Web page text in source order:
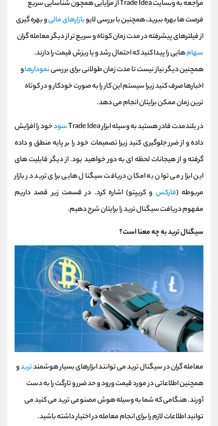
مراجعه به وبسایت Trade Idea از مزایایی همچون شناسایی سریع
فرصت ها بهره ببرید، همچنین با بررسی لایوبازارهای مالیو بهره گیری
از فیلترهای پیشرفته در مدت زمان کوتاه و سریع تر از دیگر معامله گران
سهامهایی را پیدا کنید که احتمال رشد و یا ریزش قیمت را دارند.
همچنین دیگر نیاز نیست تا مدت زمان طولانی برای بررسینمودارهاو
اخبارها صرف کنید زیرا سیستم این کار را به صورت خودکار و در کوتاه
ترین زمان ممکن برایتان انجام می دهد.
در بلندمدت قادر هستید به وسیله ابزار Trade Idea سودخود را افزایش
داده و از ضرر جلوگیری کنید زیرا تصمیمات خود را بر پایه منطق و داده
گرفته و از هیجانات لحظه ای به دور خواهید بود. از دیگر قابلیت های
این ابزار می توان به امکان دریافت سیگنال هایی برای ترید در بازار
مربوطه (فارکس و کریپتو) اشاره کرد. در قسمت زیر قصد داریم
مفهوم دریافت سیگنال ترید را برایتان شرح دهیم.
سیگنال ترید به چه معنا است؟
معامله گران در سیگنال ترید می توانند ابزارهای بسیار هوشمندتریدو
همچنین اطلاعاتی در مورد قیمت ورود و حد ضرر و تارگت را به دست
آورند. هنگامی که شما به وسیله هوش مصنوعی ترید می کنید می
توانید اطلاعات لازم را برای انجام معامله در اختیار داشته باشید.